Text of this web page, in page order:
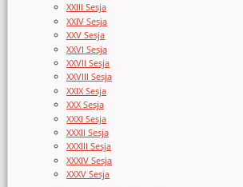
XXIII Sesja
XXIV Sesja
XXV Sesja
XXVI Sesja
XXVII Sesja
XXVIII Sesja
XXIX Sesja
XXX Sesja
XXXI Sesja
XXXII Sesja
XXXIII Sesja
XXXIV Sesja
XXXV Sesja